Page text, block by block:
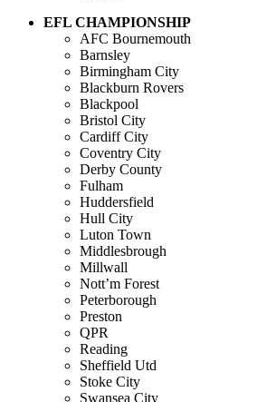
EFL CHAMPIONSHIP
AFC Bournemouth
Barnsley
Birmingham City
Blackburn Rovers
Blackpool
Bristol City
Cardiff City
Coventry City
Derby County
Fulham
Huddersfield
Hull City
Luton Town
Middlesbrough
Millwall
Nott’m Forest
Peterborough
Preston
QPR
Reading
Sheffield Utd
Stoke City
Swansea City